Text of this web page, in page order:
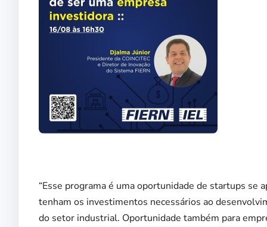
“Esse programa é uma oportunidade de startups se
tenham os investimentos necessários ao
do setor industrial. Oportunidade também para